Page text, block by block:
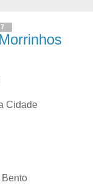
Cidade
Bento